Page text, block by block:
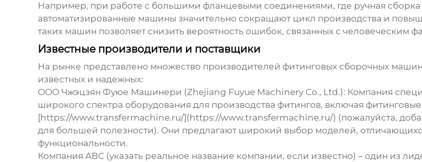
Например, при работе с большими фланцевыми соединениями, где ручная сборка
автоматизированные машины значительно сокращают цикл производства и
таких машин позволяет снизить вероятность ошибок, связанных с человеческим
Известные производители и поставщики
На рынке представлено множество производителей фитинговых сборочных
известных и надежных:
ООО Чжэцзян Фуюе Машинери (Zhejiang Fuyue Machinery Co., Ltd.): Компания
широкого спектра оборудования для производства фитингов, включая
[https://www.transfermachine.ru/](https://www.transfermachine.ru/) (пожалуйста,
для большей полезности). Они предлагают широкий выбор моделей,
функциональности.
Компания ABC (указать реальное название компании, если известно) – один из